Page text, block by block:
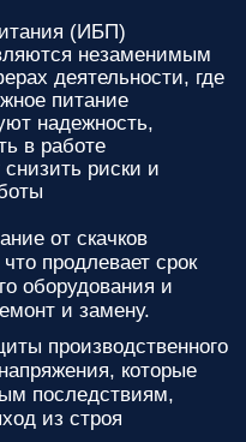
(ИБП)
незаменимым
деятельности, где
питание
надежность,
в работе
риски и
от скачков
продлевает срок
оборудования и
и замену.
производственного
которые
последствиям,
из строя